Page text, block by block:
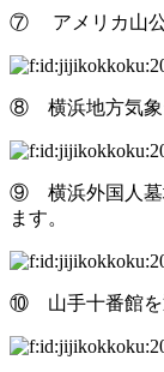
⑦ アメリカ山公
⑧ 横浜地方気象
⑨ 横浜外国人墓
ます。
⑩ 山手十番館を